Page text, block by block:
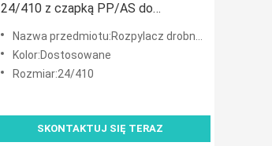
24/410 z czapką PP/AS do
ustawienia butelki spryskiwaczej
Nazwa przedmiotu:Rozpylacz drobnej mgły
Kolor:Dostosowane
Rozmiar:24/410
SKONTAKTUJ SIĘ TERAZ